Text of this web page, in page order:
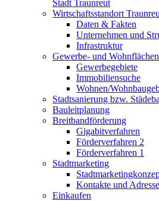
Stadt Traunreut
Wirtschaftsstandort
Daten & Fakten
Unternehmen und
Infrastruktur
Gewerbe- und Wohnflächen
Gewerbegebiete
Immobiliensuche
Wohnen/
Stadtsanierung bzw.
Bauleitplanung
Breitbandförderung
Gigabitverfahren
Förderverfahren 2
Förderverfahren 1
Stadtmarketing
Kontakte und
Einkaufen